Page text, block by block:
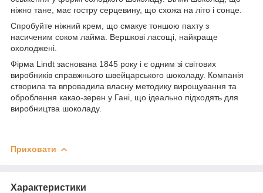
ніжно тане, має гостру серцевину, що схожа на літо і сонце.
Спробуйте ніжний крем, що смакує тоншою пахту з
насиченим соком лайма. Вершкові ласощі, найкраще
охолоджені.
Фірма Lindt заснована 1845 року і є одним зі світових
виробників справжнього швейцарського шоколаду. Компанія
створила та впровадила власну методику вирощування та
оброблення какао-зерен у Гані, що ідеально підходять для
виробництва шоколаду.
Приховати
Характеристики